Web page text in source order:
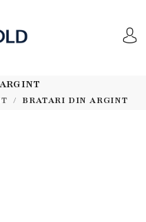
BRATARI DIN ARGINT